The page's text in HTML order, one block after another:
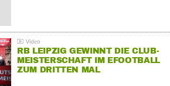
RB LEIPZIG GEWINNT DIE CLUB-
MEISTERSCHAFT IM EFOOTBALL
ZUM DRITTEN MAL